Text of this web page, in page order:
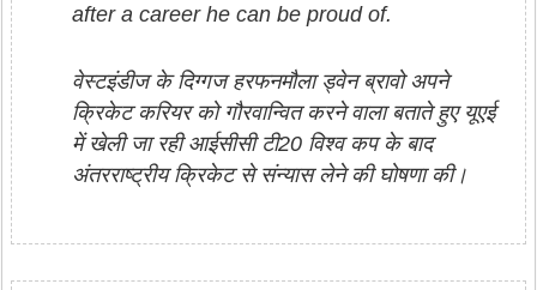
after a career he can be proud of.
वेस्टइंडीज के दिग्गज हरफनमौला ड्वेन ब्रावो अपने
क्रिकेट करियर को गौरवान्वित करने वाला बताते हुए यूएई
में खेली जा रही आईसीसी टी20 विश्व कप के बाद
अंतरराष्ट्रीय क्रिकेट से संन्यास लेने की घोषणा की।